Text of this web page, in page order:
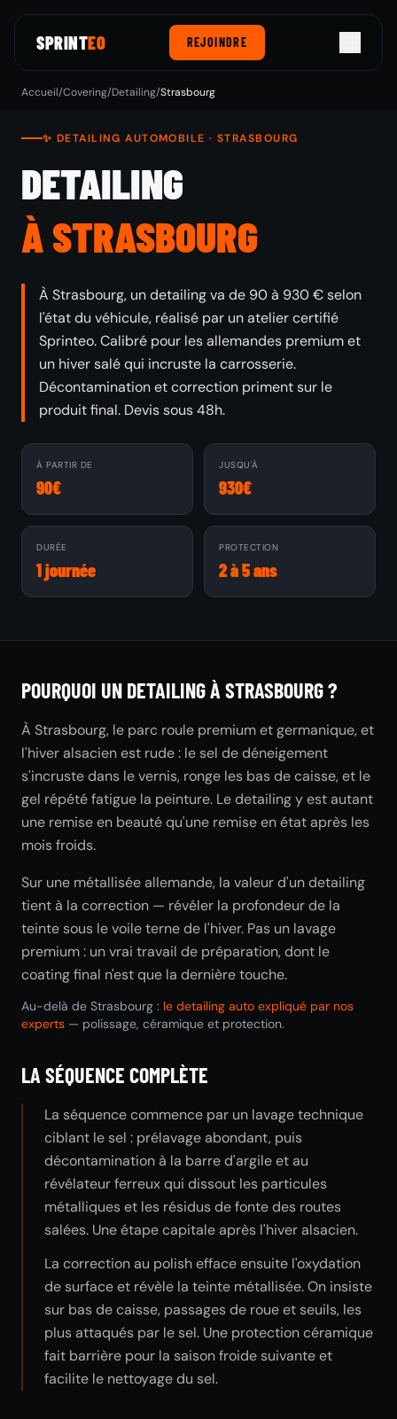
SPRINTEO REJOINDRE
Accueil/Covering/Detailing/Strasbourg
✨ DETAILING AUTOMOBILE · STRASBOURG
DETAILING
À STRASBOURG
À Strasbourg, un detailing va de 90 à 930 € selon
l'état du véhicule, réalisé par un atelier certifié
Sprinteo. Calibré pour les allemandes premium et
un hiver salé qui incruste la carrosserie.
Décontamination et correction priment sur le
produit final. Devis sous 48h.
À PARTIR DE
90€
JUSQU'À
930€
DURÉE
1 journée
PROTECTION
2 à 5 ans
POURQUOI UN DETAILING À STRASBOURG ?
À Strasbourg, le parc roule premium et germanique, et
l'hiver alsacien est rude : le sel de déneigement
s'incruste dans le vernis, ronge les bas de caisse, et le
gel répété fatigue la peinture. Le detailing y est autant
une remise en beauté qu'une remise en état après les
mois froids.
Sur une métallisée allemande, la valeur d'un detailing
tient à la correction — révéler la profondeur de la
teinte sous le voile terne de l'hiver. Pas un lavage
premium : un vrai travail de préparation, dont le
coating final n'est que la dernière touche.
Au-delà de Strasbourg : le detailing auto expliqué par nos
experts — polissage, céramique et protection.
LA SÉQUENCE COMPLÈTE
La séquence commence par un lavage technique
ciblant le sel : prélavage abondant, puis
décontamination à la barre d'argile et au
révélateur ferreux qui dissout les particules
métalliques et les résidus de fonte des routes
salées. Une étape capitale après l'hiver alsacien.
La correction au polish efface ensuite l'oxydation
de surface et révèle la teinte métallisée. On insiste
sur bas de caisse, passages de roue et seuils, les
plus attaqués par le sel. Une protection céramique
fait barrière pour la saison froide suivante et
facilite le nettoyage du sel.